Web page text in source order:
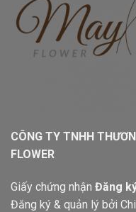
CÔNG TY TNHH
FLOWER
Giấy chứng nhận Đăng
Đăng ký & quản lý bởi